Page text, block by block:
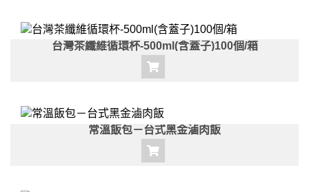
台灣茶纖維循環杯-500ml(含蓋子)100個/箱
常溫飯包－台式黑金滷肉飯